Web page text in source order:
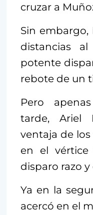
cruzar a
Sin embargo,
distancias
potente
rebote de un
Pero
tarde, Ariel
ventaja de
en el
disparo razo
Ya en la
acercó en el